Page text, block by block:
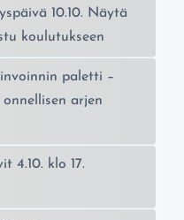
10.10. Näytä
koulutukseen
paletti –
arjen
4.10. klo 17.